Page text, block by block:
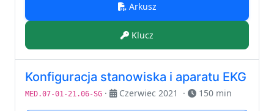
Arkusz
Klucz
Konfiguracja stanowiska i aparatu EKG
MED.07-01-21.06-SG · Czerwiec 2021 · 150 min